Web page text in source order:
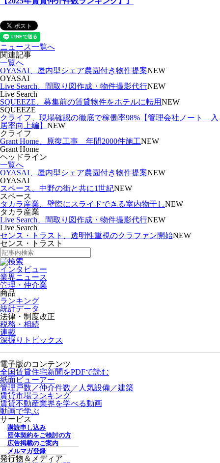
ニュース一覧へ
関連記事
一覧へ
OYASAI、屋内型シェア農園付き物件提案NEW
OYASAI
Live Search、間取り図作成・物件撮影代行NEW
Live Search
SQUEEZE、募集前の賃貸物件をホテルに転用NEW
SQUEEZE
クライフ、現場確認の徹底で稼働率98%【管理会社ノート 入
居率向上編】 NEW
クライフ
Grant Home、原復工事 年間2000件施工NEW
Grant Home
ヘッドライン
一覧へ
OYASAI、屋内型シェア農園付き物件提案NEW
OYASAI
スペース、中野の街と共に1世紀NEW
スペース
タカラ産業、壁際にスライドできる室内物干しNEW
タカラ産業
Live Search、間取り図作成・物件撮影代行NEW
Live Search
センス・トラスト、透明性重視のクラファン開始NEW
センス・トラスト
インタビュー
業界ニュース
管理・仲介業
商品
ランキング
統計データ
法律・制度改正
税務・相続
連載
深掘りトピックス
電子版のコンテンツ
全国賃貸住宅新聞をPDFで読む
紙面ビューアー
管理戸数／仲介件数／人気設備／建築
賃貸市場ランキング
賃貸不動産業界を学べる動画
動画で学ぶ
サービス
購読申し込み
団体契約をご検討の方
広告掲載のご案内
メルマガ登録
発行物＆メディア